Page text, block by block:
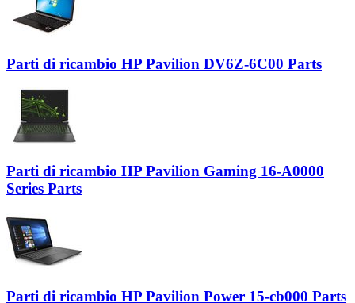
Parti di ricambio HP Pavilion DV6Z-6C00 Parts
Parti di ricambio HP Pavilion Gaming 16-A0000
Series Parts
Parti di ricambio HP Pavilion Power 15-cb000 Parts